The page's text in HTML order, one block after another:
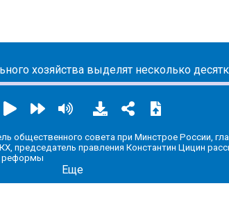
хозяйства выделят несколько
общественного совета при Минстрое России,
председатель правления Константин Цицин
реформы
Еще